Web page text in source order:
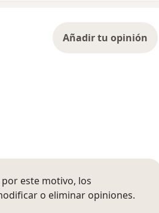
Añadir tu opinión
este motivo, los
o eliminar opiniones.